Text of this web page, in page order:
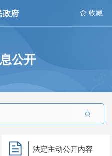
政府  收藏
公开

法定主动公开内容